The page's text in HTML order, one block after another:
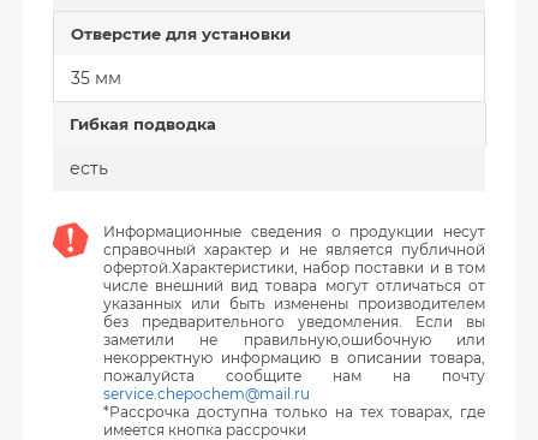
Отверстие для установки
35 мм
Гибкая подводка
есть
Информационные сведения о продукции несут
справочный характер и не является публичной
офертой.Характеристики, набор поставки и в том
числе внешний вид товара могут отличаться от
указанных или быть изменены производителем
без предварительного уведомления. Если вы
заметили не правильную,ошибочную или
некорректную информацию в описании товара,
пожалуйста сообщите нам на почту
service.chepochem@mail.ru
*Рассрочка доступна только на тех товарах, где
имеется кнопка рассрочки